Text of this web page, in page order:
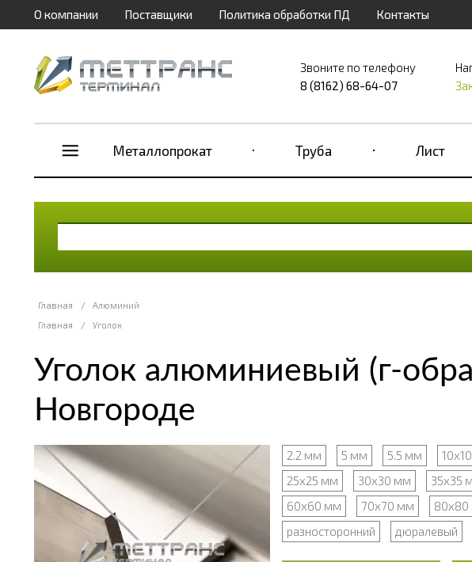
О компании Поставщики Политика обработки ПД Контакты
Звоните по телефону
8 (8162) 68-64-07
Металлопрокат Труба Лист
Главная /
Алюминий
Главная
/ Уголок
Уголок алюминиевый (г-
Новгороде
2.2 мм 5 мм 5.5 мм
25х25 мм
30х30 мм 35х35
60х60 мм
70х70 мм
разносторонний
дюралевый